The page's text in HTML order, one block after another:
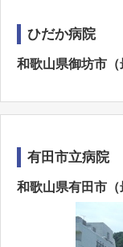
ひだか病院
和歌山県御坊市
有田市立病院
和歌山県有田市